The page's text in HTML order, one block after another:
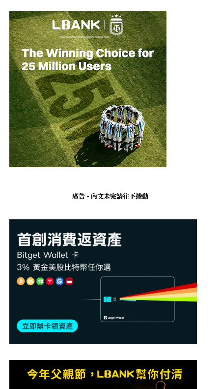
廣告 - 內文未完請往下捲動